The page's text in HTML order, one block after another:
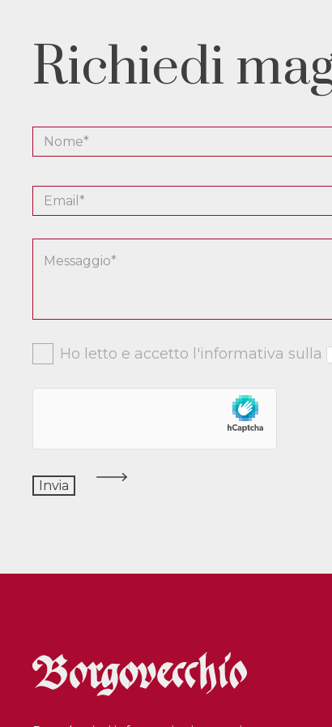
Richiedi
Ho letto e accetto l'informativa sulla